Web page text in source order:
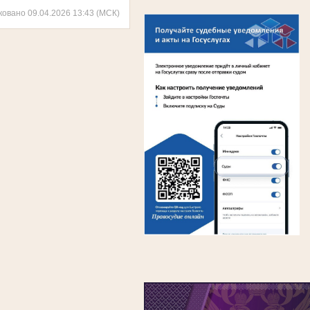
09.04.2026 13:43 (МСК)